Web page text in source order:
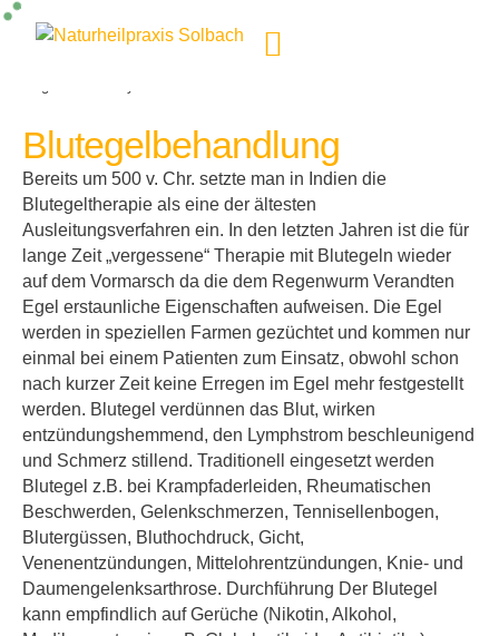
Blutegelbehandlung
Bereits um 500 v. Chr. setzte man in Indien die
Blutegeltherapie als eine der ältesten
Ausleitungsverfahren ein. In den letzten Jahren ist die für
lange Zeit „vergessene“ Therapie mit Blutegeln wieder
auf dem Vormarsch da die dem Regenwurm Verandten
Egel erstaunliche Eigenschaften aufweisen. Die Egel
werden in speziellen Farmen gezüchtet und kommen nur
einmal bei einem Patienten zum Einsatz, obwohl schon
nach kurzer Zeit keine Erregen im Egel mehr festgestellt
werden. Blutegel verdünnen das Blut, wirken
entzündungshemmend, den Lymphstrom beschleunigend
und Schmerz stillend. Traditionell eingesetzt werden
Blutegel z.B. bei Krampfaderleiden, Rheumatischen
Beschwerden, Gelenkschmerzen, Tennisellenbogen,
Blutergüssen, Bluthochdruck, Gicht,
Venenentzündungen, Mittelohrentzündungen, Knie- und
Daumengelenksarthrose. Durchführung Der Blutegel
kann empfindlich auf Gerüche (Nikotin, Alkohol,